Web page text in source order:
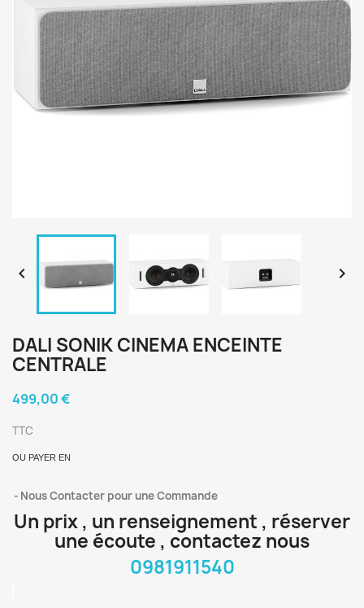
 
DALI SONIK CINEMA ENCEINTE
CENTRALE
499,00 €
TTC
OU PAYER EN
Nous Contacter pour une Commande
Un prix , un renseignement , réserver
une écoute , contactez nous
0981911540